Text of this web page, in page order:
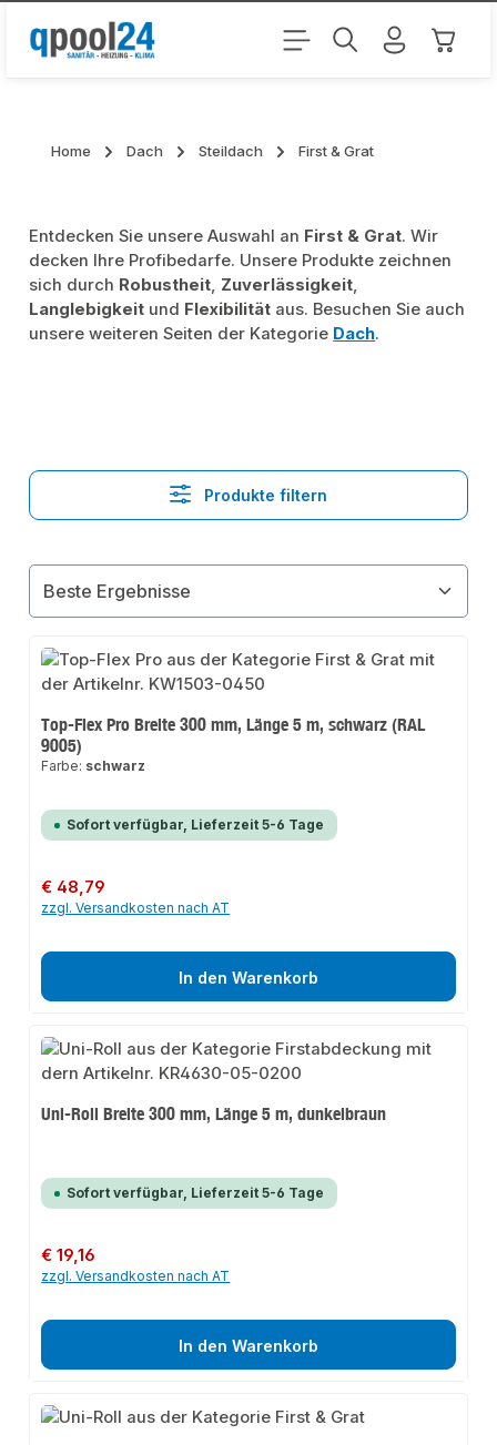
Zum Hauptinhalt springen
Home Dach Steildach First & Grat
Entdecken Sie unsere Auswahl an First & Grat. Wir
decken Ihre Profibedarfe. Unsere Produkte zeichnen
sich durch Robustheit, Zuverlässigkeit,
Langlebigkeit und Flexibilität aus. Besuchen Sie auch
unsere weiteren Seiten der Kategorie Dach.
Produkte filtern
Top-Flex Pro Breite 300 mm, Länge 5 m, schwarz (RAL
9005)
Farbe: schwarz
Sofort verfügbar, Lieferzeit 5-6 Tage
Regulärer Preis:
€ 48,79
zzgl. Versandkosten nach AT
In den Warenkorb
Uni-Roll Breite 300 mm, Länge 5 m, dunkelbraun
Sofort verfügbar, Lieferzeit 5-6 Tage
Regulärer Preis:
€ 19,16
zzgl. Versandkosten nach AT
In den Warenkorb